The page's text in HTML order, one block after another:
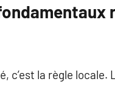
c’est la règle